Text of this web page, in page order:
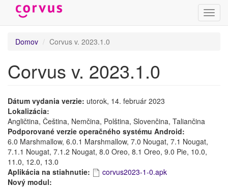
Skočiť
obsah
Domov
Corvus v. 2023.1.0
Corvus v. 2023.1.0
Dátum vydania verzie: utorok, 14. február 2023
Lokalizácia:
Angličtina, Čeština, Nemčina, Polština, Slovenčina, Taliančina
Podporované verzie operačného systému Android:
6.0 Marshmallow, 6.0.1 Marshmallow, 7.0 Nougat, 7.1 Nougat,
7.1.1 Nougat, 7.1.2 Nougat, 8.0 Oreo, 8.1 Oreo, 9.0 Pie, 10.0,
11.0, 12.0, 13.0
Aplikácia na stiahnutie:
corvus2023-1-0.apk
Nový modul: